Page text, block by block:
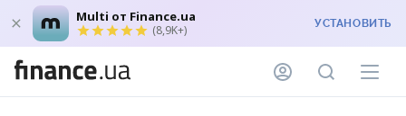
Multi от Finance.ua
(8,9K+) УСТАНОВИТЬ